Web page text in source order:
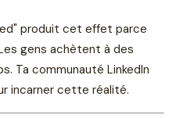
produit cet effet parce
gens achètent à des
Ta communauté LinkedIn
incarner cette réalité.